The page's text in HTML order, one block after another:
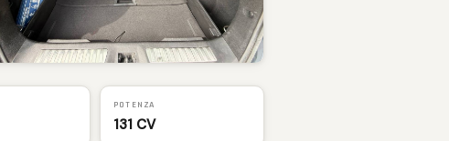
POTENZA
131 CV